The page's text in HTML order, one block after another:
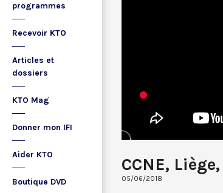
programmes
Recevoir KTO
Articles et
dossiers
KTO Mag
Donner mon IFI
Aider KTO
Boutique DVD
CCNE,
05/06/2018